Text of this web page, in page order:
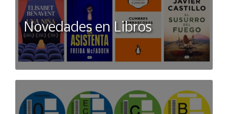
Novedades en Libros